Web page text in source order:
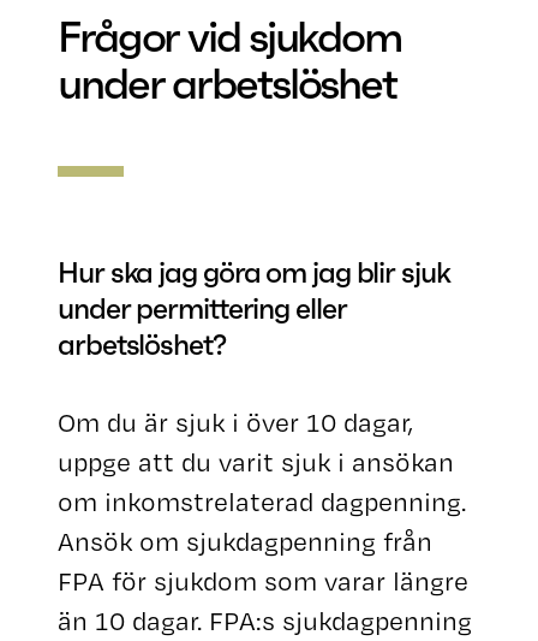
Frågor vid sjukdom
under arbetslöshet
Hur ska jag göra om jag blir sjuk
under permittering eller
arbetslöshet?
Om du är sjuk i över 10 dagar,
uppge att du varit sjuk i ansökan
om inkomstrelaterad dagpenning.
Ansök om sjukdagpenning från
FPA för sjukdom som varar längre
än 10 dagar. FPA:s sjukdagpenning